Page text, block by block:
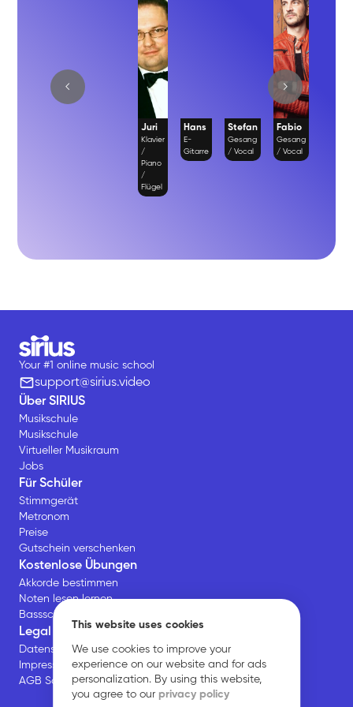
This website uses cookies
We use cookies to improve your
experience on our website and for ads
personalization. By using this website,
you agree to our privacy policy
Juri
Klavier
/
Piano
/
Flügel
Hans
E-
Gitarre
Stefan
Gesang
/ Vocal
Fabio
Gesang
/ Vocal
Your #1 online music school
support@sirius.video
Über SIRIUS
Musikschule
Musikschule
Virtueller Musikraum
Jobs
Für Schüler
Stimmgerät
Metronom
Preise
Gutschein verschenken
Kostenlose Übungen
Akkorde bestimmen
Noten lesen lernen
Bassschlüssel Übungen
Legal
Datenschutz
Impressum
AGB Schüler*innen